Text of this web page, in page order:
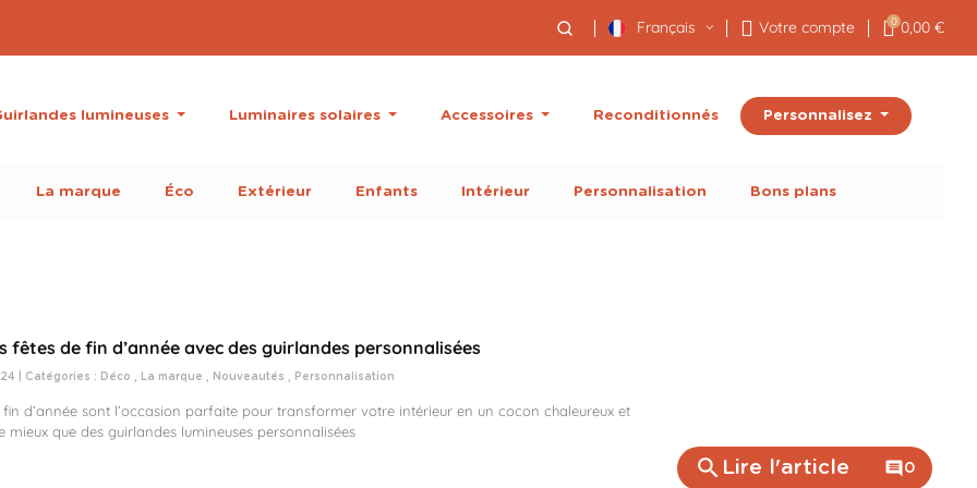
Français Votre compte 0 0,00 €
lumineuses Luminaires solaires Accessoires Reconditionnés Personnalisez
La marque Éco Extérieur Enfants Intérieur Personnalisation Bons plans
fêtes de fin d’année avec des guirlandes personnalisées
| Catégories : Déco , La marque , Nouveautés , Personnalisation
d’année sont l’occasion parfaite pour transformer votre intérieur en un cocon chaleureux et
mieux que des guirlandes lumineuses personnalisées
search Lire l'article comment 0